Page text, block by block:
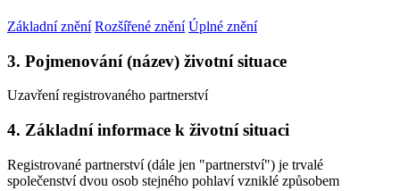
Základní znění Rozšířené znění Úplné znění
3. Pojmenování (název) životní situace
Uzavření registrovaného partnerství
4. Základní informace k životní situaci
Registrované partnerství (dále jen "partnerství") je trvalé
společenství dvou osob stejného pohlaví vzniklé způsobem